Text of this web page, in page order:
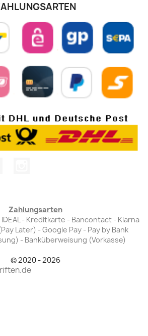
Zahlungsarten
iDEAL - Kreditkarte - Bancontact - Klarna
Later) - Google Pay - Pay by Bank
- Banküberweisung (Vorkasse)
© 2020 - 2026